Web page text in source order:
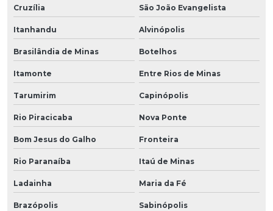
Cruzília São João Evangelista
Itanhandu Alvinópolis
Brasilândia de Minas Botelhos
Itamonte Entre Rios de Minas
Tarumirim Capinópolis
Rio Piracicaba Nova Ponte
Bom Jesus do Galho Fronteira
Rio Paranaíba Itaú de Minas
Ladainha Maria da Fé
Brazópolis Sabinópolis